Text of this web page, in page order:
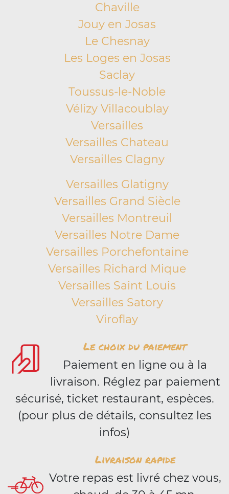
Chaville
Jouy en Josas
Le Chesnay
Les Loges en Josas
Saclay
Toussus-le-Noble
Vélizy Villacoublay
Versailles
Versailles Chateau
Versailles Clagny
Versailles Glatigny
Versailles Grand Siècle
Versailles Montreuil
Versailles Notre Dame
Versailles Porchefontaine
Versailles Richard Mique
Versailles Saint Louis
Versailles Satory
Viroflay
Le choix du paiement
Paiement en ligne ou à la
livraison. Réglez par paiement
sécurisé, ticket restaurant, espèces.
(pour plus de détails, consultez les
infos)
Livraison rapide
Votre repas est livré chez vous,